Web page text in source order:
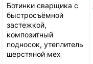
Ботинки сварщика с
быстросъёмной
застежкой,
композитный
подносок, утеплитель
шерстяной мех